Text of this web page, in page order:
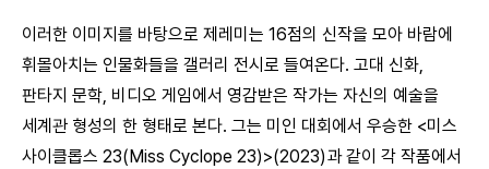
이러한 이미지를 바탕으로 제레미는 16점의 신작을 모아 바람에
휘몰아치는 인물화들을 갤러리 전시로 들여온다. 고대 신화,
판타지 문학, 비디오 게임에서 영감받은 작가는 자신의 예술을
세계관 형성의 한 형태로 본다. 그는 미인 대회에서 우승한 <미스
사이클롭스 23(Miss Cyclope 23)>(2023)과 같이 각 작품에서